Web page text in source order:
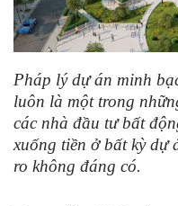
Pháp lý dự án minh
luôn là một trong
các nhà đầu tư bất
xuống tiền ở bất kỳ dự
ro không đáng có.